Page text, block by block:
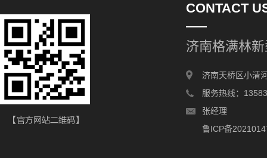
CONTACT
济南格满林
济南天桥区小清
服务热线：
张经理
鲁ICP备